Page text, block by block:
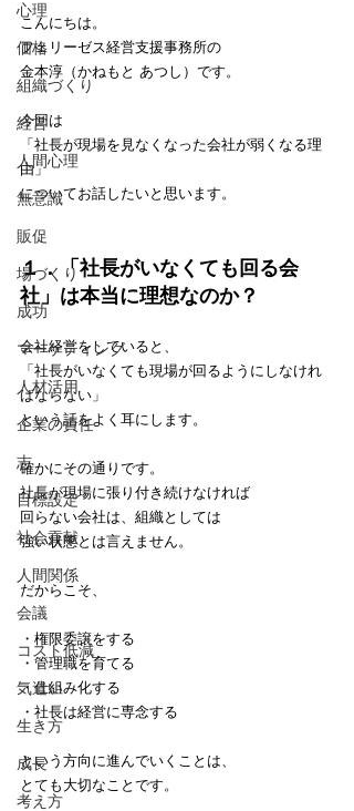
心理
価格
組織づくり
経営
人間心理
無意識
販促
場づくり
成功
マーケティング
人材活用
企業の責任
志
目標設定
社会貢献
人間関係
会議
コスト低減
気遣い
生き方
成長
考え方
こんにちは。
フェリーゼス経営支援事務所の
金本淳（かねもと あつし）です。
今回は
「社長が現場を見なくなった会社が弱くなる理
由」
についてお話したいと思います。
１．「社長がいなくても回る会
社」は本当に理想なのか？
会社経営をしていると、
「社長がいなくても現場が回るようにしなけれ
ばならない」
という話をよく耳にします。
確かにその通りです。
社長が現場に張り付き続けなければ
回らない会社は、組織としては
強い状態とは言えません。
だからこそ、
・権限委譲をする
・管理職を育てる
・仕組み化する
・社長は経営に専念する
という方向に進んでいくことは、
とても大切なことです。